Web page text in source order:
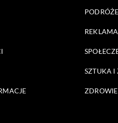
PODRÓŻE
SZTUKA I
ZDROWIE